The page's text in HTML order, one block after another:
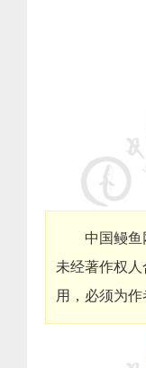
中国鳗鱼
未经著作权
用，必须为